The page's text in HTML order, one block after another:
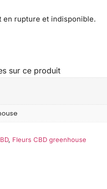
en rupture et indisponible.
sur ce produit
, Fleurs CBD greenhouse